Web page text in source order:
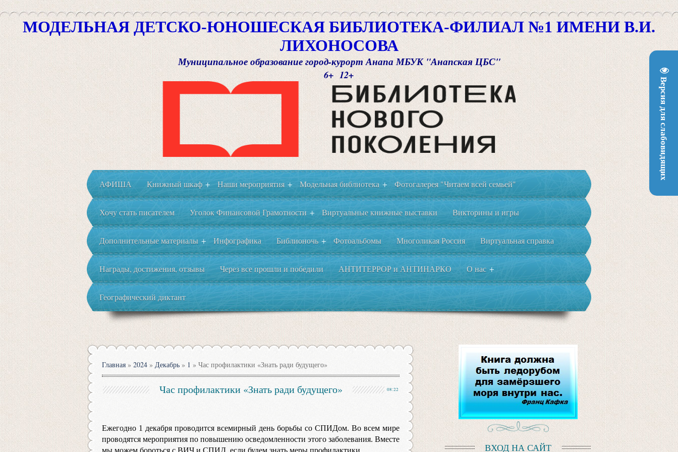
Версия для слабовидящих
МОДЕЛЬНАЯ ДЕТСКО-ЮНОШЕСКАЯ БИБЛИОТЕКА-ФИЛИАЛ №1 ИМЕНИ В.И.
ЛИХОНОСОВА
Муниципальное образование город-курорт Анапа МБУК "Анапская ЦБС"
6+ 12+
АФИША Книжный шкаф + Наши мероприятия + Модельная библиотека + Фотогалерея "Читаем всей семьей"
Хочу стать писателем Уголок Финансовой Грамотности + Виртуальные книжные выставки Викторины и игры
Дополнительные материалы + Инфографика Библионочь + Фотоальбомы Многоликая Россия Виртуальная справка
Награды, достижения, отзывы Через все прошли и победили АНТИТЕРРОР и АНТИНАРКО О нас +
Географический диктант
Главная » 2024 » Декабрь » 1 » Час профилактики «Знать ради будущего»
08:22
Час профилактики «Знать ради будущего»
Ежегодно 1 декабря проводится всемирный день борьбы со СПИДом. Во всем мире
проводятся мероприятия по повышению осведомленности этого заболевания. Вместе
мы можем бороться с ВИЧ и СПИД, если будем знать меры профилактики.
ВХОД НА САЙТ